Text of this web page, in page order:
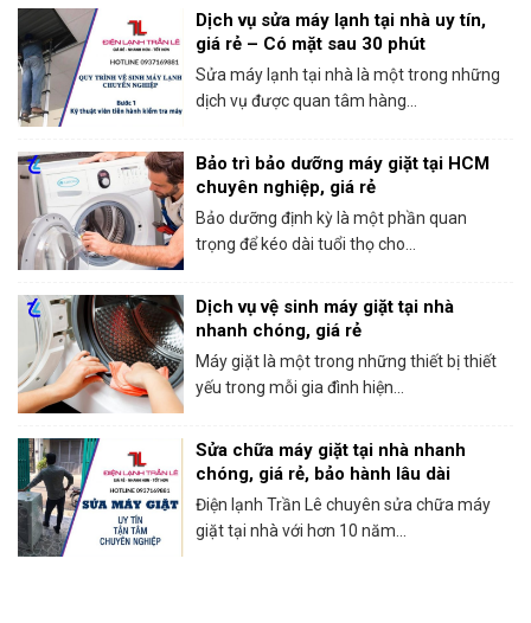
Dịch vụ sửa máy lạnh tại nhà uy tín,
giá rẻ – Có mặt sau 30 phút
Sửa máy lạnh tại nhà là một trong những
dịch vụ được quan tâm hàng...
Bảo trì bảo dưỡng máy giặt tại HCM
chuyên nghiệp, giá rẻ
Bảo dưỡng định kỳ là một phần quan
trọng để kéo dài tuổi thọ cho...
Dịch vụ vệ sinh máy giặt tại nhà
nhanh chóng, giá rẻ
Máy giặt là một trong những thiết bị thiết
yếu trong mỗi gia đình hiện...
Sửa chữa máy giặt tại nhà nhanh
chóng, giá rẻ, bảo hành lâu dài
Điện lạnh Trần Lê chuyên sửa chữa máy
giặt tại nhà với hơn 10 năm...